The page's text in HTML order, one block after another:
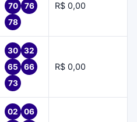
70
76
78
R$ 0,00
30
32
65
66
73
R$ 0,00
02
06